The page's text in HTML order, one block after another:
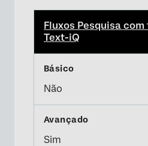
Fluxos Pesquisa
Text-iQ
Não
Sim